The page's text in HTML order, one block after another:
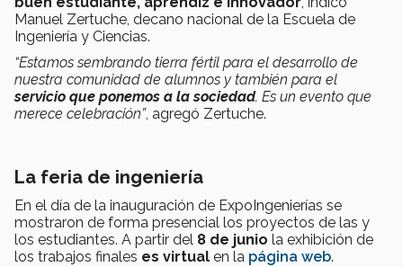
Manuel Zertuche, decano nacional de la Escuela de
Ingeniería y Ciencias.
“Estamos sembrando tierra fértil para el desarrollo de
nuestra comunidad de alumnos y también para el
servicio que ponemos a la sociedad. Es un evento que
merece celebración”, agregó Zertuche.
La feria de ingeniería
En el día de la inauguración de ExpoIngenierías se
mostraron de forma presencial los proyectos de las y
los estudiantes. A partir del 8 de junio la exhibición de
los trabajos finales es virtual en la página web.